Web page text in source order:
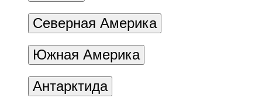
Северная Америка
Южная Америка
Антарктида